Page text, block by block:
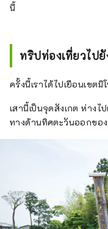
นี้
ทริปท่องเที่ยวไป
ครั้งนี้เราได้ไปเยือนเขตมิ
เสานี้เป็นจุดสังเกต ห่าง
ทางด้านทิศตะวันออกขอ